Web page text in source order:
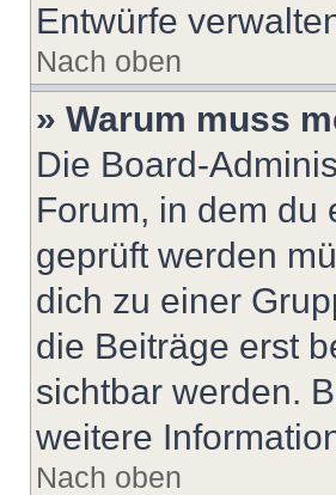
Entwürfe
Nach oben
» Warum muss
Die Board-
Forum, in dem du
geprüft werden
dich zu einer
die Beiträge erst
sichtbar werden.
weitere
Nach oben